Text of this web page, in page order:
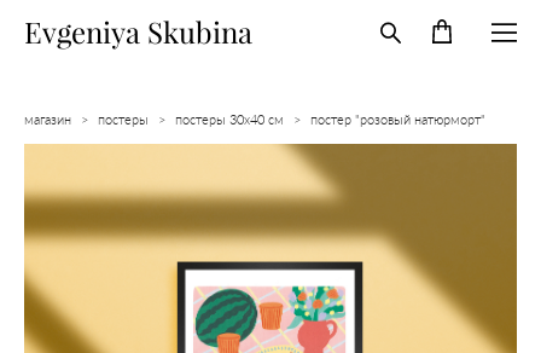
Evgeniya Skubina
магазин > постеры > постеры 30х40 см > постер "розовый натюрморт"